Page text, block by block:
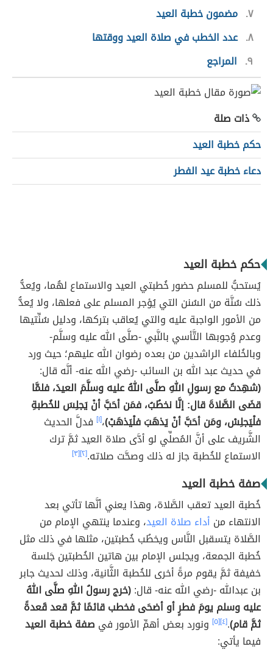
٧ مضمون خطبة العيد
٨ عدد الخطب في صلاة العيد ووقتها
٩ المراجع
ذات صلة
حكم خطبة العيد
دعاء خطبة عيد الفطر
حكم خطبة العيد
يُستحبُّ للمسلم حضور خُطبتي العيد والاستماع لهُما، ويُعدُّ
ذلك سُنَّة من السُنن التي يُؤجر المسلم على فعلها، ولا يُعدُّ
من الأمور الواجبة عليه والتي يُعاقب بتركها، ودليل سُنِّتيها
وعدم وُجوبها التَّأسي بالنَّبي -صلَّى الله عليه وسلَّم-
وبالخُلفاء الراشدين من بعده رضوان الله عليهم؛ حيث ورد
في حديث عبد الله بن السائب -رضي الله عنه- أنَّه قال:
(شهِدتُ مع رسولِ اللهِ صلَّى اللهُ عليه وسلَّمَ العيدَ، فلمَّا
قضَى الصَّلاةَ قال: إنَّا نخطُبُ، فمَن أحَبَّ أنْ يَجلِسَ للخُطبةِ
فلْيَجلِسْ، ومَن أحَبَّ أنْ يَذهَبَ فلْيَذهَبْ)،[١] فدلَّ الحديث
الشَّريف على أنَّ المُصلِّي لو أدَّى صلاة العيد ثمَّ ترك
الاستماع للخُطبة جاز له ذلك وصحَّت صلاته.[٢] [٣]
صفة خطبة العيد
خُطبة العيد تعقب الصَّلاة، وهذا يعني أنَّها تأتي بعد
الانتهاء من أداء صلاة العيد، وعندما ينتهي الإمام من
الصَّلاة يتسقبل النَّاس ويخطُب خُطبتين، مثلها في ذلك مثل
خُطبة الجمعة، ويجلس الإمام بين هاتين الخُطبتين جَلسة
خفيفة ثمَّ يقوم مرةً أخرى للخُطبة الثَّانية، وذلك لحديث جابر
بن عبدالله -رضي الله عنه- قال:(خرج رسولُ اللهِ صلَّى اللهُ
عليه وسلم يومَ فطرٍ أو أضحَى فخطب قائمًا ثمَّ قعد قَعدةً
ثمَّ قام).[٤] [٥] ونورد بعض أهمِّ الأمور في صفة خطبة العيد
فيما يأتي: